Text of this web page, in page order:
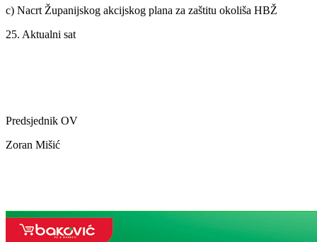
c) Nacrt Županijskog akcijskog plana za zaštitu okoliša HBŽ
25. Aktualni sat
Predsjednik OV
Zoran Mišić